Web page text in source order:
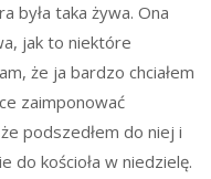
była taka żywa. Ona
jak to niektóre
że ja bardzo chciałem
zaimponować
podszedłem do niej i
do kościoła w niedzielę.